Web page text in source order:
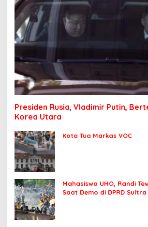
Presiden Rusia, Vladimir Putin,
Korea Utara
Kota Tua Markas VOC
Mahasiswa UHO, Randi
Saat Demo di DPRD Sultra